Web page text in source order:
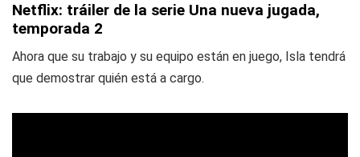
Netflix: tráiler de la serie Una nueva jugada,
temporada 2
Ahora que su trabajo y su equipo están en juego, Isla tendrá
que demostrar quién está a cargo.